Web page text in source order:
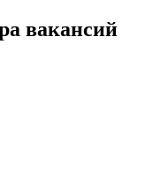
вакансий